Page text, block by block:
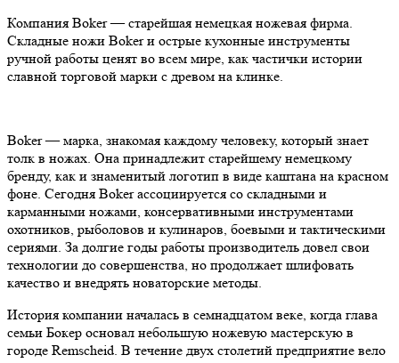
Компания Boker — старейшая немецкая ножевая фирма.
Складные ножи Boker и острые кухонные инструменты
ручной работы ценят во всем мире, как частички истории
славной торговой марки с древом на клинке.
Boker — марка, знакомая каждому человеку, который знает
толк в ножах. Она принадлежит старейшему немецкому
бренду, как и знаменитый логотип в виде каштана на красном
фоне. Сегодня Boker ассоциируется со складными и
карманными ножами, консервативными инструментами
охотников, рыболовов и кулинаров, боевыми и тактическими
сериями. За долгие годы работы производитель довел свои
технологии до совершенства, но продолжает шлифовать
качество и внедрять новаторские методы.
История компании началась в семнадцатом веке, когда глава
семьи Бокер основал небольшую ножевую мастерскую в
городе Remscheid. В течение двух столетий предприятие вело